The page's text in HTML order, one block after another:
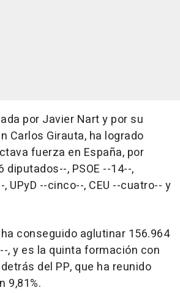
por Javier Nart y por su
Carlos Girauta, ha logrado
fuerza en España, por
diputados--, PSOE --14--,
UPyD --cinco--, CEU --cuatro-- y
conseguido aglutinar 156.964
, y es la quinta formación con
del PP, que ha reunido
9,81%.